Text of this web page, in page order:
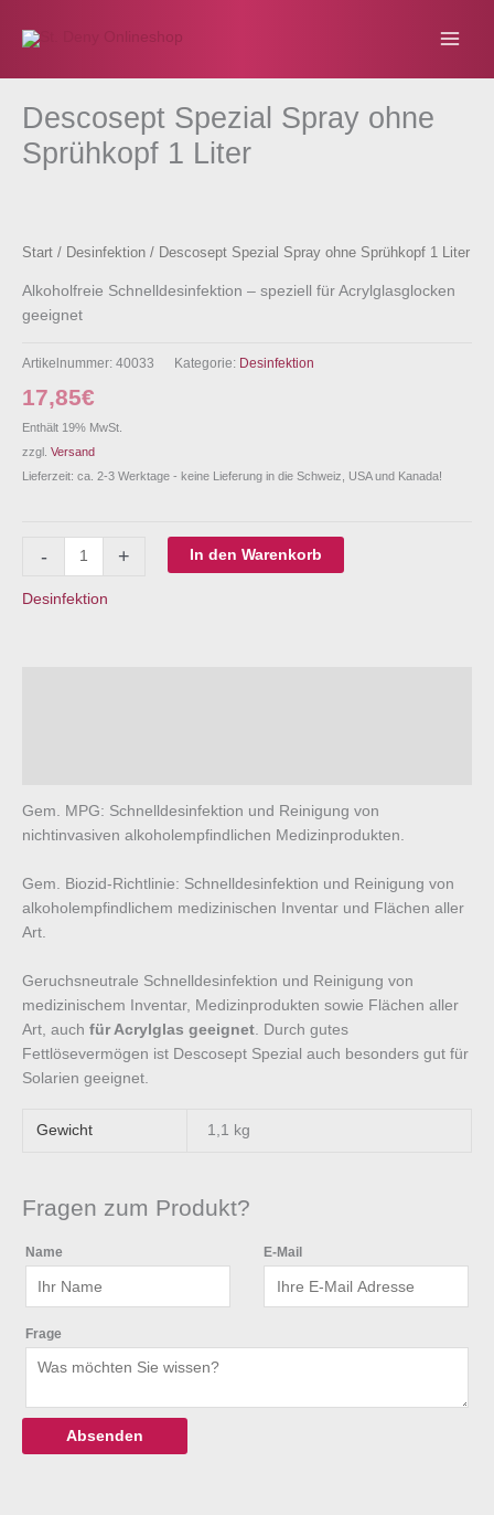
Inhalt
Descosept Spezial Spray ohne
Sprühkopf 1 Liter
Start / Desinfektion / Descosept Spezial Spray ohne Sprühkopf 1 Liter
Alkoholfreie Schnelldesinfektion – speziell für Acrylglasglocken
geeignet
Artikelnummer: 40033 Kategorie: Desinfektion
17,85€
Enthält 19% MwSt.
zzgl. Versand
Lieferzeit: ca. 2-3 Werktage - keine Lieferung in die Schweiz, USA und Kanada!
-
Descosept
Spezial
Spray
+ In den Warenkorb
Desinfektion
Gem. MPG: Schnelldesinfektion und Reinigung von
nichtinvasiven alkoholempfindlichen Medizinprodukten.
Gem. Biozid-Richtlinie: Schnelldesinfektion und Reinigung von
alkoholempfindlichem medizinischen Inventar und Flächen aller
Art.
Geruchsneutrale Schnelldesinfektion und Reinigung von
medizinischem Inventar, Medizinprodukten sowie Flächen aller
Art, auch für Acrylglas geeignet. Durch gutes
Fettlösevermögen ist Descosept Spezial auch besonders gut für
Solarien geeignet.
Gewicht 1,1 kg
Fragen zum Produkt?
Name E-Mail
Frage